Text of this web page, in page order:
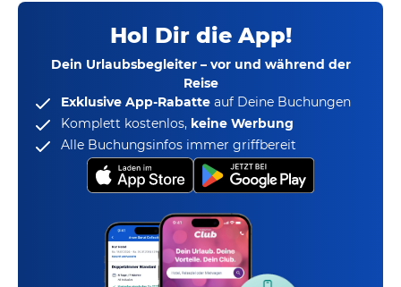
Hol Dir die App!
Dein Urlaubsbegleiter – vor und während der
Reise
Exklusive App-Rabatte auf Deine Buchungen
Komplett kostenlos, keine Werbung
Alle Buchungsinfos immer griffbereit